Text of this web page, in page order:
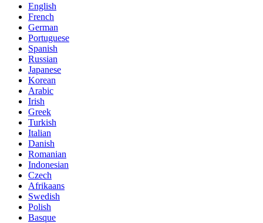
English
French
German
Portuguese
Spanish
Russian
Japanese
Korean
Arabic
Irish
Greek
Turkish
Italian
Danish
Romanian
Indonesian
Czech
Afrikaans
Swedish
Polish
Basque